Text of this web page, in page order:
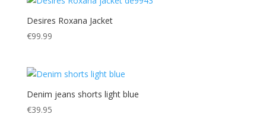
Desires Roxana Jacket
€99.99
Denim jeans shorts light blue
€39.95